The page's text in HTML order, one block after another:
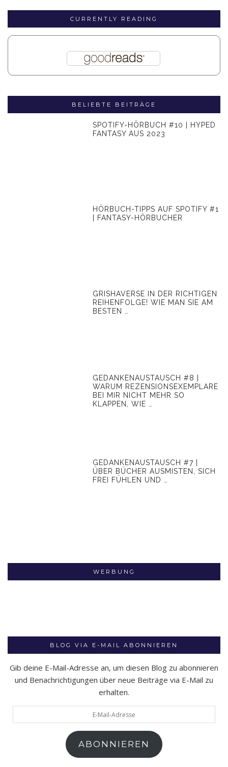
CURRENTLY READING
BELIEBTE BEITRÄGE
SPOTIFY-HÖRBUCH #10 | HYPED
FANTASY AUS 2023
HÖRBUCH-TIPPS AUF SPOTIFY #1
| FANTASY-HÖRBUCHER
GRISHAVERSE IN DER RICHTIGEN
REIHENFOLGE! WIE MAN SIE AM
BESTEN …
GEDANKENAUSTAUSCH #8 |
WARUM REZENSIONSEXEMPLARE
BEI MIR NICHT MEHR SO
KLAPPEN, WIE …
GEDANKENAUSTAUSCH #7 |
ÜBER BÜCHER AUSMISTEN, SICH
FREI FÜHLEN UND …
WERBUNG
BLOG VIA E-MAIL ABONNIEREN
Gib deine E-Mail-Adresse an, um diesen Blog zu abonnieren
und Benachrichtigungen über neue Beiträge via E-Mail zu
erhalten.
Mail-
ABONNIEREN